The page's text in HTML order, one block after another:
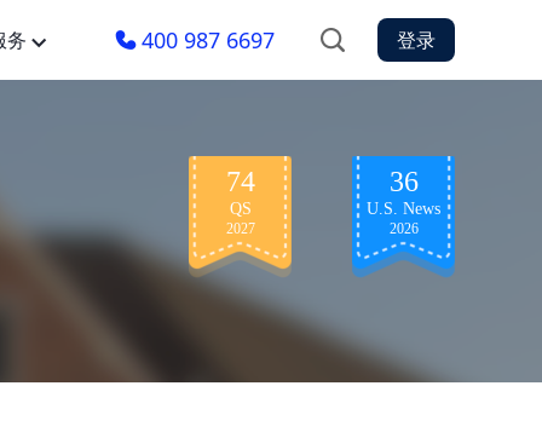
务 400 987 6697 登录
74
QS
2027
36
U.S. News
2026